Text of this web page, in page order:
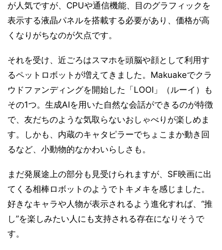
が人気ですが、CPUや通信機能、目のグラフィックを
表示する液晶パネルを搭載する必要があり、価格が高
くなりがちなのが欠点です。
それを受け、近ごろはスマホを頭脳や顔として利用す
るペットロボットが増えてきました。Makuakeでクラ
ウドファンディングを開始した「LOOI」（ルーイ）も
その1つ。生成AIを用いた自然な会話ができるのが特徴
で、友だちのような気取らないおしゃべりが楽しめま
す。しかも、内蔵のキャタピラーでちょこまか動き回
るなど、小動物的なかわいらしさも。
まだ発展途上の部分も見受けられますが、SF映画に出
てくる相棒ロボットのようでトキメキを感じました。
好きなキャラや人物が表示されるよう進化すれば、“推
し”を楽しみたい人にも支持される存在になりそうで
す。